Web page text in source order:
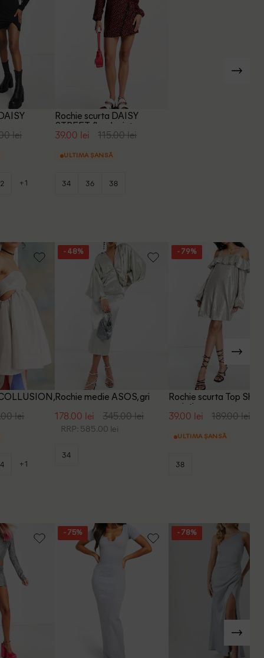
lei
+1
Rochie scurta DAISY
STREET, floral print
39.00 lei 115.00 lei
ULTIMA ȘANSĂ
34 36 38
lei
+1
- 48%
Rochie medie ASOS, gri
178.00 lei 345.00 lei
RRP: 585.00 lei
34
- 79%
Rochie scurta Top Shop,
argintiu
39.00 lei 189.00 lei
ULTIMA ȘANSĂ
38
- 75% - 78%